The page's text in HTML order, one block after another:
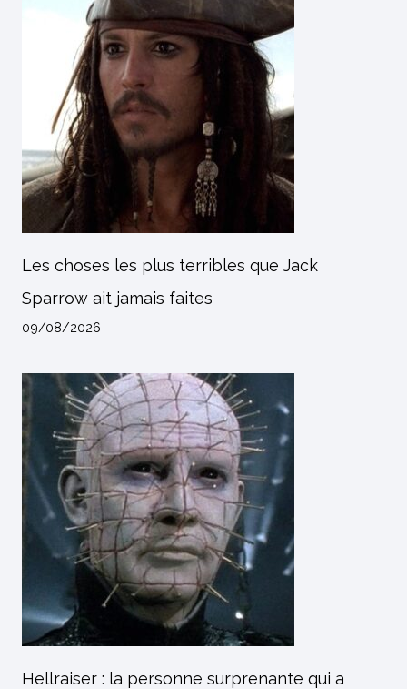
Les choses les plus terribles que Jack
Sparrow ait jamais faites
09/08/2026
Hellraiser : la personne surprenante qui a